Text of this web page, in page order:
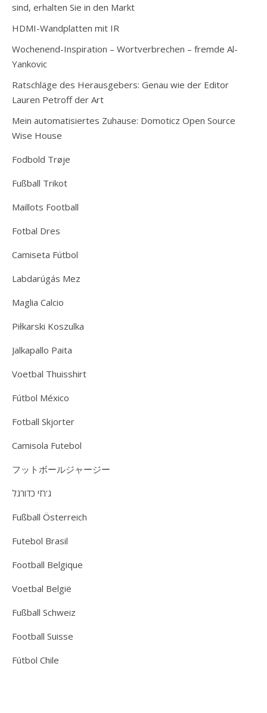
sind, erhalten Sie in den Markt
HDMI-Wandplatten mit IR
Wochenend-Inspiration – Wortverbrechen – fremde Al-
Yankovic
Ratschläge des Herausgebers: Genau wie der Editor
Lauren Petroff der Art
Mein automatisiertes Zuhause: Domoticz Open Source
Wise House
Fodbold Trøje
Fußball Trikot
Maillots Football
Fotbal Dres
Camiseta Fútbol
Labdarúgás Mez
Maglia Calcio
Piłkarski Koszulka
Jalkapallo Paita
Voetbal Thuisshirt
Fútbol México
Fotball Skjorter
Camisola Futebol
フットボールジャージー
ג'רזי כדורגל
Fußball Österreich
Futebol Brasil
Football Belgique
Voetbal België
Fußball Schweiz
Football Suisse
Fútbol Chile